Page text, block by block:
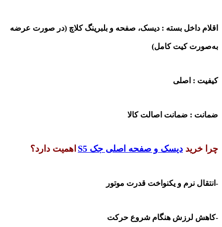
اقلام داخل بسته : دیسک، صفحه و بلبرینگ کلاچ (در صورت عرضه
به‌صورت کیت کامل)
کیفیت : اصلی
ضمانت : ضمانت اصالت کالا
چرا خرید دیسک و صفحه اصلی جک S5 اهمیت دارد؟
-انتقال نرم و یکنواخت قدرت موتور
-کاهش لرزش هنگام شروع حرکت